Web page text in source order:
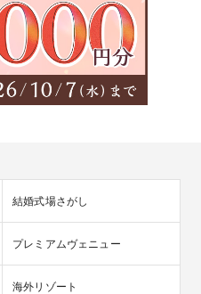
結婚式場さがし
プレミアムヴェニュー
海外リゾート